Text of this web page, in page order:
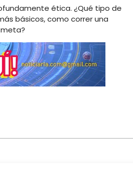
ética. ¿Qué tipo de
básicos, como correr una